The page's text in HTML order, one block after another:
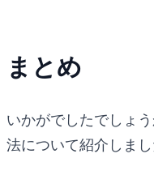
まとめ
いかがでしたでしょ
法について紹介しまし